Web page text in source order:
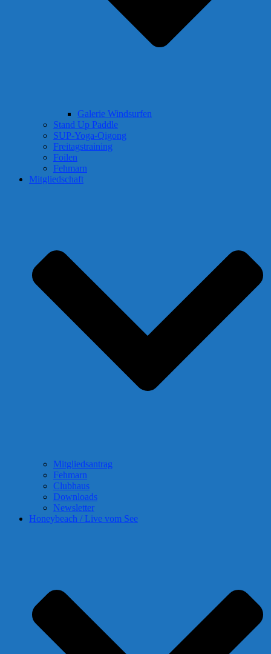
Galerie Windsurfen
Stand Up Paddle
SUP-Yoga-Qigong
Freitagstraining
Foilen
Fehmarn
Mitgliedschaft
Mitgliedsantrag
Fehmarn
Clubhaus
Downloads
Newsletter
Honeybeach / Live vom See